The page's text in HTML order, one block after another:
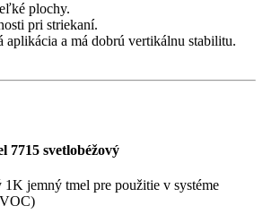
plochy.
pri striekaní.
aplikácia a má dobrú vertikálnu stabilitu.
7715 svetlobéžový
jemný tmel pre použitie v systéme